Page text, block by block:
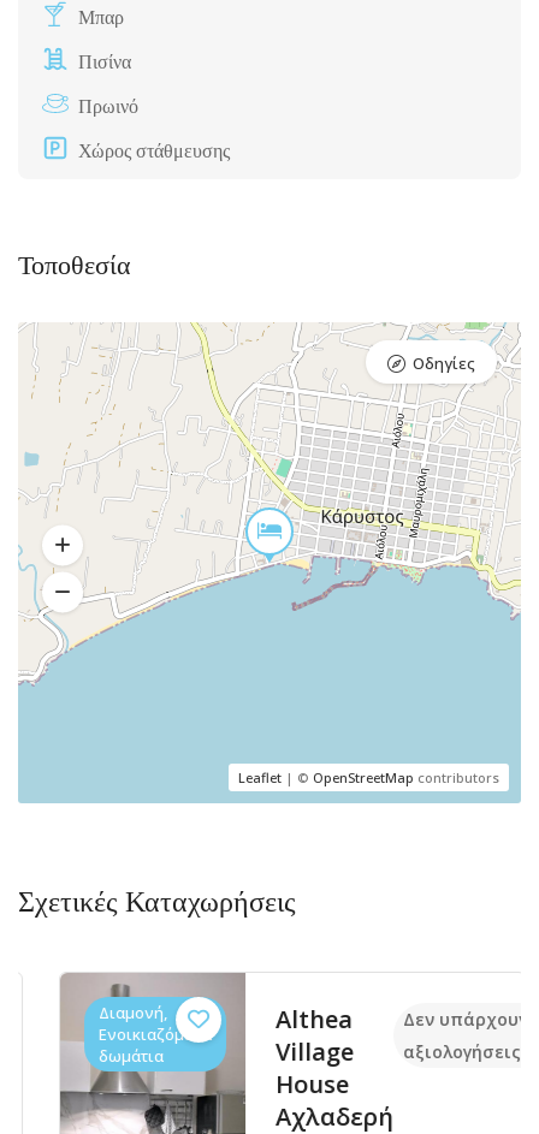
Μπαρ
Πισίνα
Πρωινό
Χώρος στάθμευσης
Τοποθεσία
Leaflet | © OpenStreetMap contributors
Οδηγίες
Σχετικές Καταχωρήσεις
Διαμονή,
Ενοικιαζόμενα
δωμάτια
Althea
Village
House
Αχλαδερή
Δεν υπάρχουν
αξιολογήσεις